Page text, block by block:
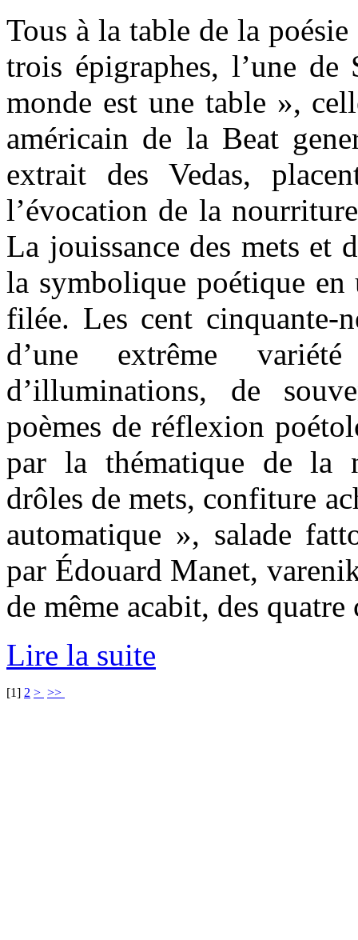
Tous à la table de la
trois épigraphes, l’une
monde est une table »,
américain de la Beat
extrait des Vedas,
l’évocation de la
La jouissance des mets et
la symbolique poétique en
filée. Les cent cinquante-
d’une extrême
d’illuminations, de
poèmes de réflexion
par la thématique de la
drôles de mets, confiture
automatique », salade
par Édouard Manet,
de même acabit, des
Lire la suite
[1] 2 > >>